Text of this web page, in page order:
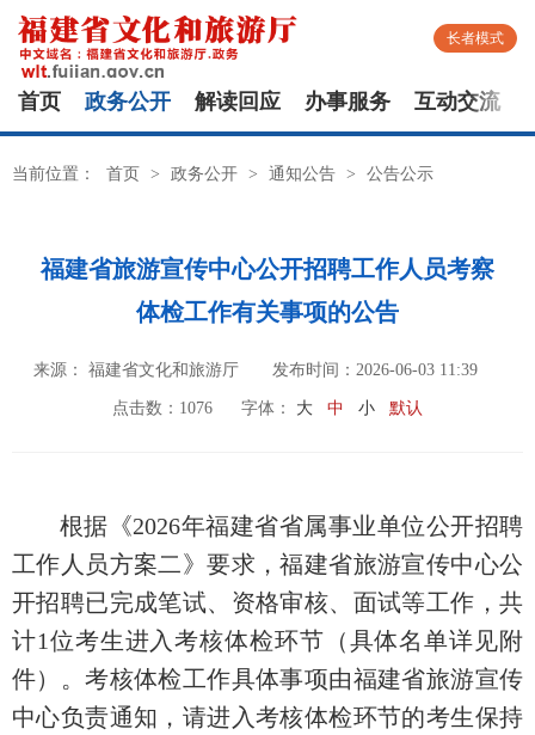
长者模式
首页 政务公开 解读回应 办事服务 互动交流
当前位置： 首页 > 政务公开 > 通知公告 > 公告公示
福建省旅游宣传中心公开招聘工作人员考察
体检工作有关事项的公告
来源： 福建省文化和旅游厅 发布时间：2026-06-03 11:39
点击数： 1076 字体： 大 中 小 默认
根据《2026年福建省省属事业单位公开招聘
工作人员方案二》要求，福建省旅游宣传中心公
开招聘已完成笔试、资格审核、面试等工作，共
计1位考生进入考核体检环节（具体名单详见附
件）。考核体检工作具体事项由福建省旅游宣传
中心负责通知，请进入考核体检环节的考生保持